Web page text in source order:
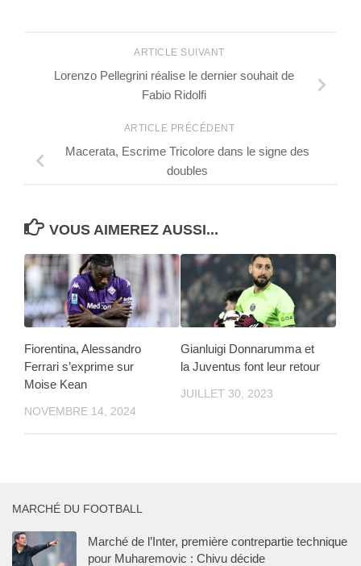
ARTICLE SUIVANT
Lorenzo Pellegrini réalise le dernier souhait de
Fabio Ridolfi
ARTICLE PRÉCÉDENT
Macerata, Escrime Tricolore dans le signe des
doubles
VOUS AIMEREZ AUSSI...
Fiorentina, Alessandro
Ferrari s’exprime sur
Moise Kean
NOVEMBRE 14, 2024
Gianluigi Donnarumma et
la Juventus font leur retour
JUILLET 30, 2023
MARCHÉ DU FOOTBALL
Marché de l’Inter, première contrepartie technique
pour Muharemovic : Chivu décide